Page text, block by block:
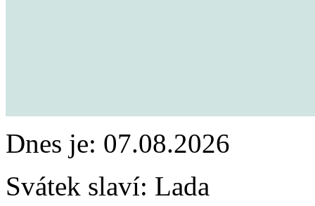
Dnes je: 07.08.2026
Svátek slaví: Lada